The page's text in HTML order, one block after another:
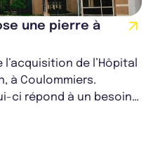
une pierre à
l’acquisition de l’Hôpital
à Coulommiers.
ci répond à un besoin